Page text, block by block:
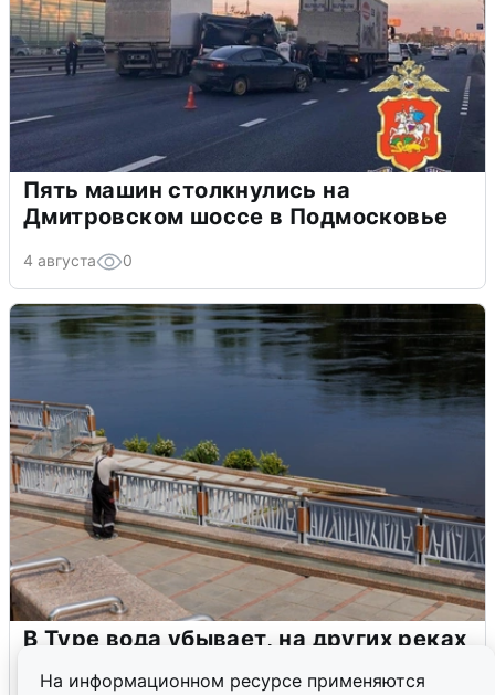
На информационном ресурсе применяются
Пять машин столкнулись на
Дмитровском шоссе в Подмосковье
4 августа 0
В Туре вода убывает, на других реках